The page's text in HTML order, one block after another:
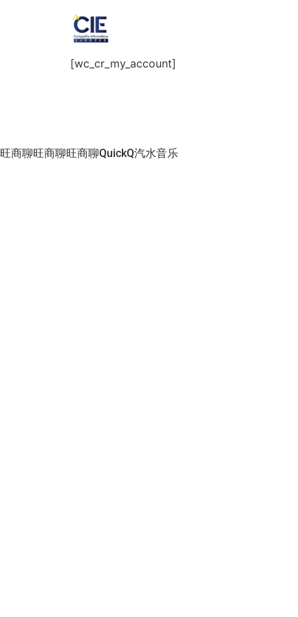
[wc_cr_my_account]
旺商聊旺商聊旺商聊QuickQ汽水音乐